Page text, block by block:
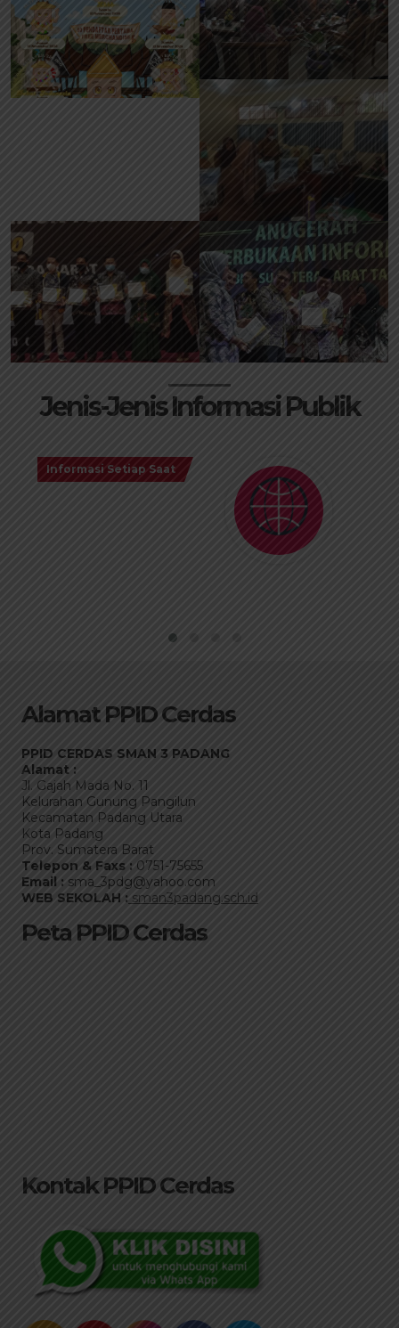
Jenis-Jenis Informasi Publik
Alamat PPID Cerdas
PPID CERDAS SMAN 3 PADANG
Alamat :
Jl. Gajah Mada No. 11
Kelurahan Gunung Pangilun
Kecamatan Padang Utara
Kota Padang
Prov. Sumatera Barat
Telepon & Faxs : 0751-75655
Email : sma_3pdg@yahoo.com
WEB SEKOLAH : sman3padang.sch.id
Peta PPID Cerdas
Kontak PPID Cerdas